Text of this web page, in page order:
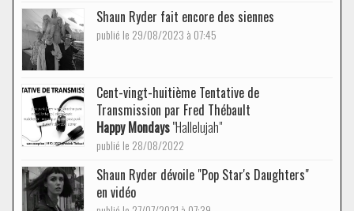
Shaun Ryder fait encore des siennes
publié le 29/08/2023 à 07:45
Cent-vingt-huitième Tentative de
Transmission par Fred Thébault
Happy Mondays"Hallelujah"
publié le 28/08/2022
Shaun Ryder dévoile "Pop Star's Daughters"
en vidéo